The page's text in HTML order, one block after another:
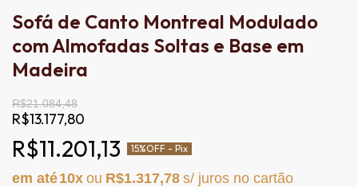
Sofá de Canto Montreal Modulado
com Almofadas Soltas e Base em
Madeira
R$21.084,48
R$13.177,80
R$11.201,13 15%OFF - Pix
10 R$1.317,78